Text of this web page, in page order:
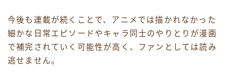
今後も連載が続くことで、アニメでは描かれなかった
細かな日常エピソードやキャラ同士のやりとりが漫画
で補完されていく可能性が高く、ファンとしては読み
逃せません。